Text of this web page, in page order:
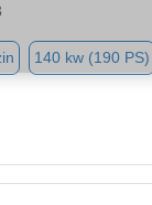
140 kw (190 PS)